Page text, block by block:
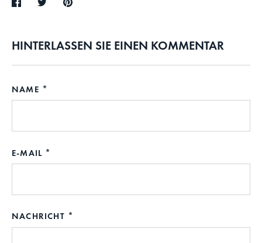
Teilen TwitternPinnen
HINTERLASSEN SIE EINEN KOMMENTAR
NAME
E-MAIL
NACHRICHT